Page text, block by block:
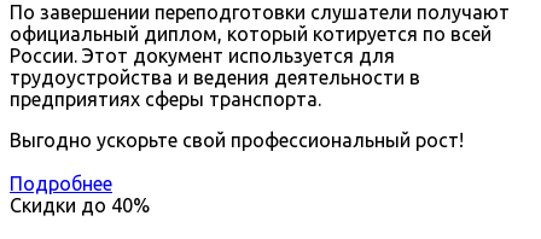
По завершении переподготовки слушатели получают
официальный диплом, который котируется по всей
России. Этот документ используется для
трудоустройства и ведения деятельности в
предприятиях сферы транспорта.
Выгодно ускорьте свой профессиональный рост!
Подробнее
Скидки до 40%